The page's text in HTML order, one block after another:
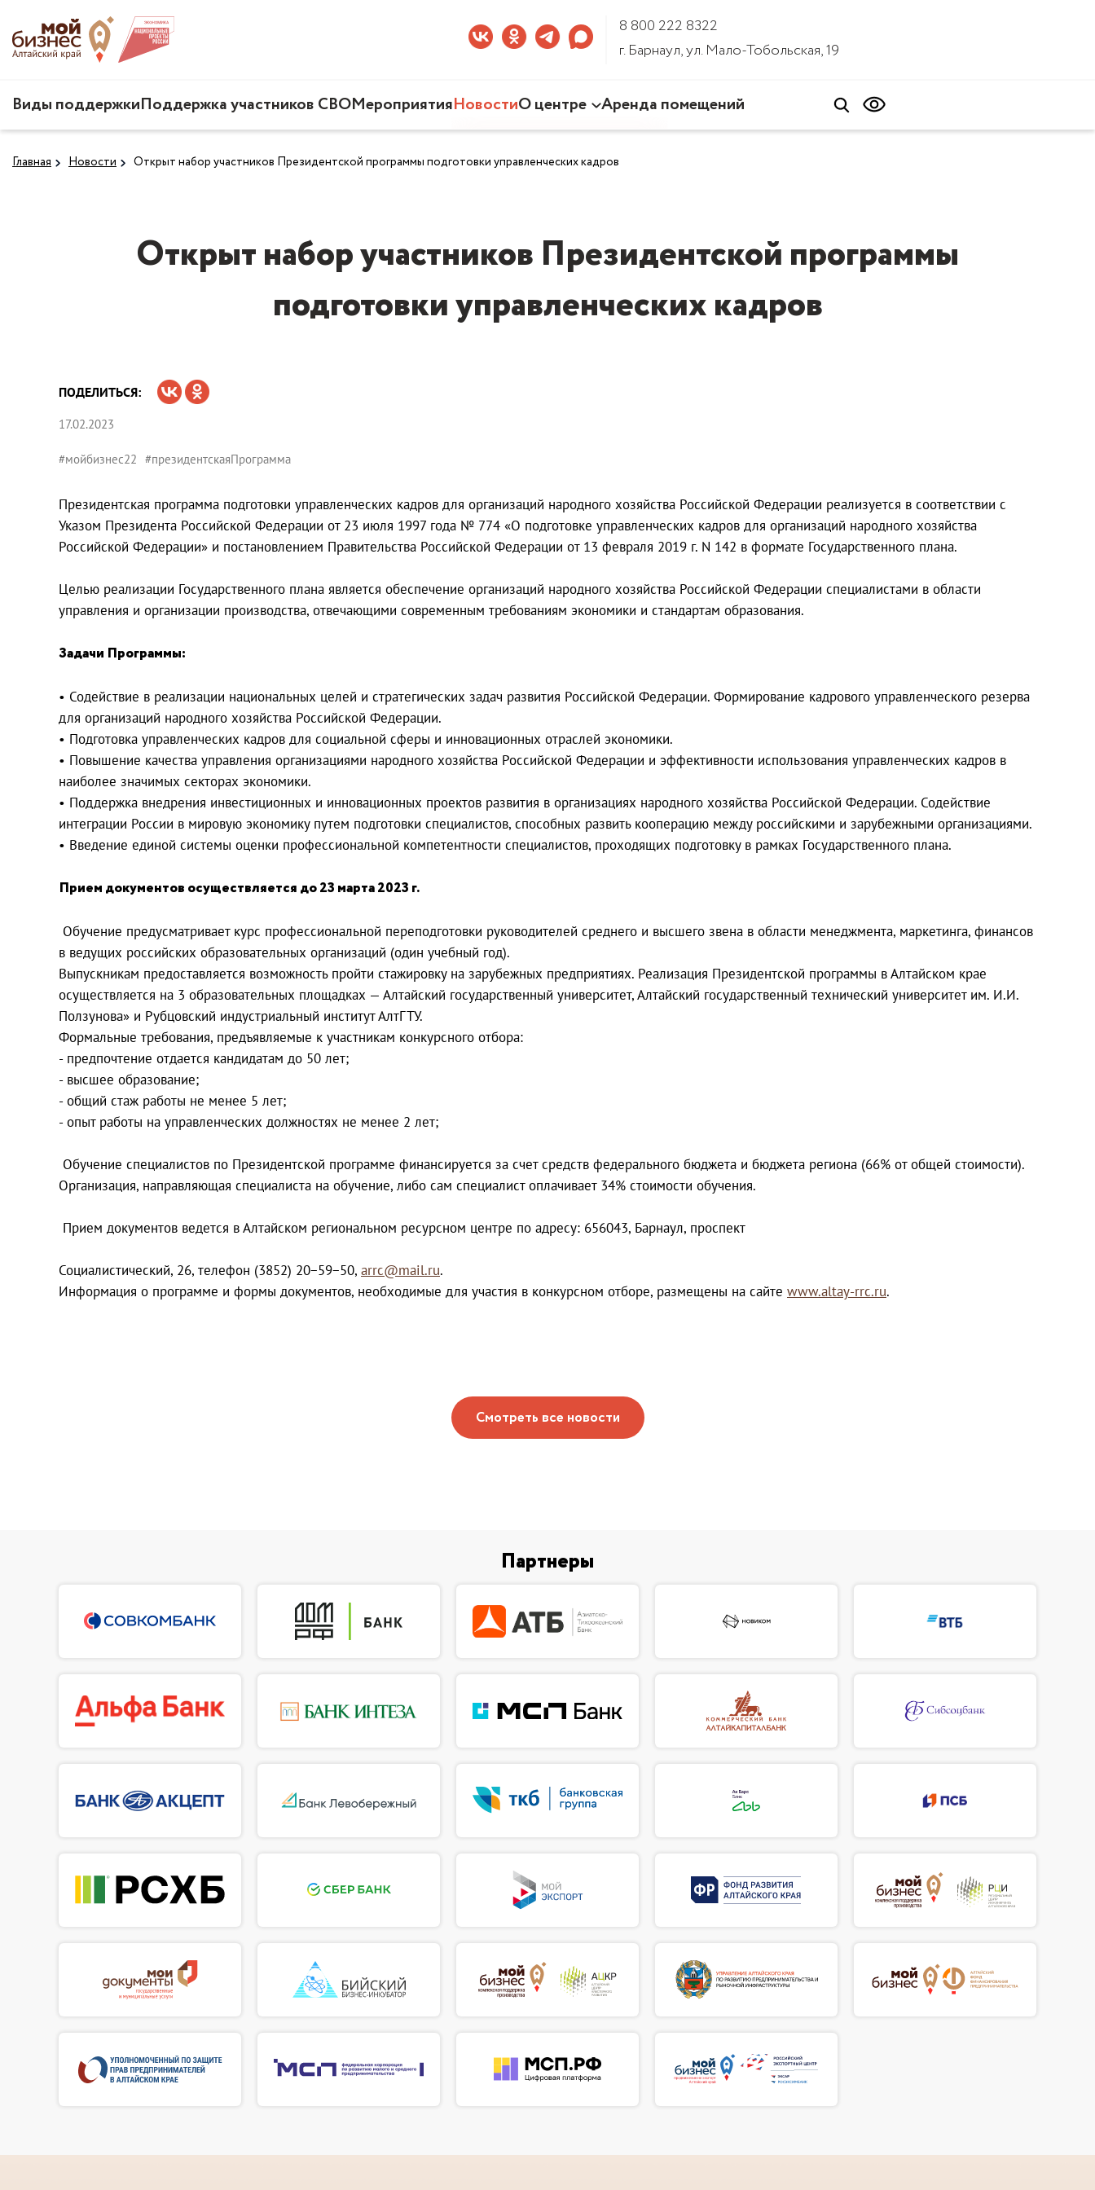
8 800 222 8322
г. Барнаул, ул. Мало-Тобольская, 19
Виды поддержкиПоддержка участников СВОМероприятияНовостиО центре
Команда Центра
3D-тур по Центру
Аренда помещений
Главная Новости Открыт набор участников Президентской программы подготовки управленческих кадров
Открыт набор участников Президентской программы
подготовки управленческих кадров
ПОДЕЛИТЬСЯ:
17.02.2023
#мойбизнес22 #президентскаяПрограмма
Президентская программа подготовки управленческих кадров для организаций народного хозяйства Российской Федерации реализуется в соответствии с
Указом Президента Российской Федерации от 23 июля 1997 года № 774 «О подготовке управленческих кадров для организаций народного хозяйства
Российской Федерации» и постановлением Правительства Российской Федерации от 13 февраля 2019 г. N 142 в формате Государственного плана.
Целью реализации Государственного плана является обеспечение организаций народного хозяйства Российской Федерации специалистами в области
управления и организации производства, отвечающими современным требованиям экономики и стандартам образования.
Задачи Программы:
• Содействие в реализации национальных целей и стратегических задач развития Российской Федерации. Формирование кадрового управленческого резерва
для организаций народного хозяйства Российской Федерации.
• Подготовка управленческих кадров для социальной сферы и инновационных отраслей экономики.
• Повышение качества управления организациями народного хозяйства Российской Федерации и эффективности использования управленческих кадров в
наиболее значимых секторах экономики.
• Поддержка внедрения инвестиционных и инновационных проектов развития в организациях народного хозяйства Российской Федерации. Содействие
интеграции России в мировую экономику путем подготовки специалистов, способных развить кооперацию между российскими и зарубежными организациями.
• Введение единой системы оценки профессиональной компетентности специалистов, проходящих подготовку в рамках Государственного плана.
Прием документов осуществляется до 23 марта 2023 г.
Обучение предусматривает курс профессиональной переподготовки руководителей среднего и высшего звена в области менеджмента, маркетинга, финансов
в ведущих российских образовательных организаций (один учебный год).
Выпускникам предоставляется возможность пройти стажировку на зарубежных предприятиях. Реализация Президентской программы в Алтайском крае
осуществляется на 3 образовательных площадках — Алтайский государственный университет, Алтайский государственный технический университет им. И.И.
Ползунова» и Рубцовский индустриальный институт АлтГТУ.
Формальные требования, предъявляемые к участникам конкурсного отбора:
- предпочтение отдается кандидатам до 50 лет;
- высшее образование;
- общий стаж работы не менее 5 лет;
- опыт работы на управленческих должностях не менее 2 лет;
Обучение специалистов по Президентской программе финансируется за счет средств федерального бюджета и бюджета региона (66% от общей стоимости).
Организация, направляющая специалиста на обучение, либо сам специалист оплачивает 34% стоимости обучения.
Прием документов ведется в Алтайском региональном ресурсном центре по адресу: 656043, Барнаул, проспект
Социалистический, 26, телефон (3852) 20−59−50, arrc@mail.ru.
Информация о программе и формы документов, необходимые для участия в конкурсном отборе, размещены на сайте www.altay-rrc.ru.
Смотреть все новости
Партнеры